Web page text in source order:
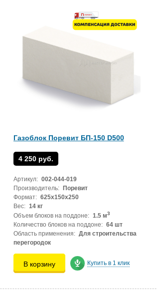
Газоблок Поревит БП-150 D500
4 250 руб.
Артикул: 002-044-019
Производитель:
Поревит
Формат: 625x150x250
Вес: 14 кг
Объем блоков на поддоне: 1.5 м3
Количество блоков на поддоне: 64 шт
Область применения: Для строительства
перегородок
В корзину Купить в 1 клик